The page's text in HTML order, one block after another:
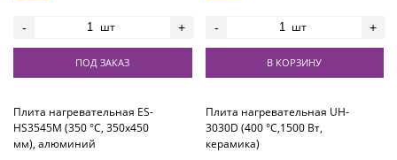
- шт +
ПОД ЗАКАЗ
- шт +
В КОРЗИНУ
Плита нагревательная ES-
HS3545M (350 °С, 350х450
мм), алюминий
Плита нагревательная UH-
3030D (400 °С,1500 Вт,
керамика)